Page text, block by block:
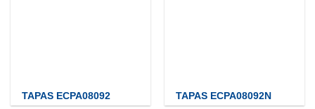
TAPAS ECPA08092 TAPAS ECPA08092N